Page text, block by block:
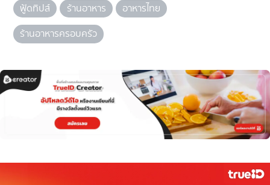
ฟู้ดทิปส์
ร้านอาหาร
อาหารไทย
ร้านอาหารครอบครัว